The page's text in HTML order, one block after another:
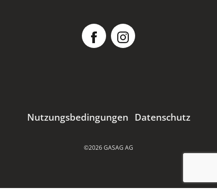
Nutzungsbedingungen Datenschutz
©2026 GASAG AG